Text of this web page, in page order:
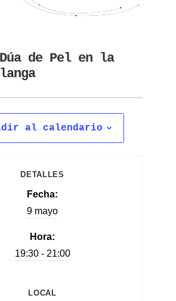
Dúa de Pel en la
al calendario
DETALLES
Fecha:
9 mayo
Hora:
19:30 - 21:00
LOCAL